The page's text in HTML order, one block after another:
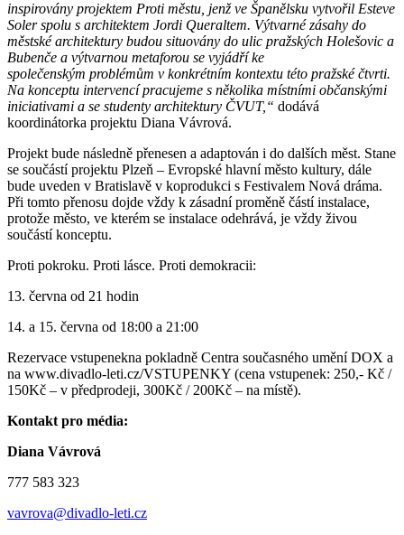
inspirovány projektem Proti městu, jenž ve Španělsku vytvořil Esteve
Soler spolu s architektem Jordi Queraltem. Výtvarné zásahy do
městské architektury budou situovány do ulic pražských Holešovic a
Bubenče a výtvarnou metaforou se vyjádří ke
společenským problémům v konkrétním kontextu této pražské čtvrti.
Na konceptu intervencí pracujeme s několika místními občanskými
iniciativami a se studenty architektury ČVUT,“ dodává
koordinátorka projektu Diana Vávrová.
Projekt bude následně přenesen a adaptován i do dalších měst. Stane
se součástí projektu Plzeň – Evropské hlavní město kultury, dále
bude uveden v Bratislavě v koprodukci s Festivalem Nová dráma.
Při tomto přenosu dojde vždy k zásadní proměně částí instalace,
protože město, ve kterém se instalace odehrává, je vždy živou
součástí konceptu.
Proti pokroku. Proti lásce. Proti demokracii:
13. června od 21 hodin
14. a 15. června od 18:00 a 21:00
Rezervace vstupenekna pokladně Centra současného umění DOX a
na www.divadlo-leti.cz/VSTUPENKY (cena vstupenek: 250,- Kč /
150Kč – v předprodeji, 300Kč / 200Kč – na místě).
Kontakt pro média:
Diana Vávrová
777 583 323
vavrova@divadlo-leti.cz